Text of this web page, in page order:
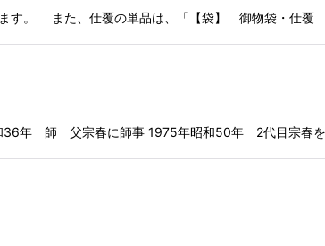
、仕覆の単品は、「【袋】 御物袋・仕覆
師 父宗春に師事 1975年昭和50年 2代目宗春を